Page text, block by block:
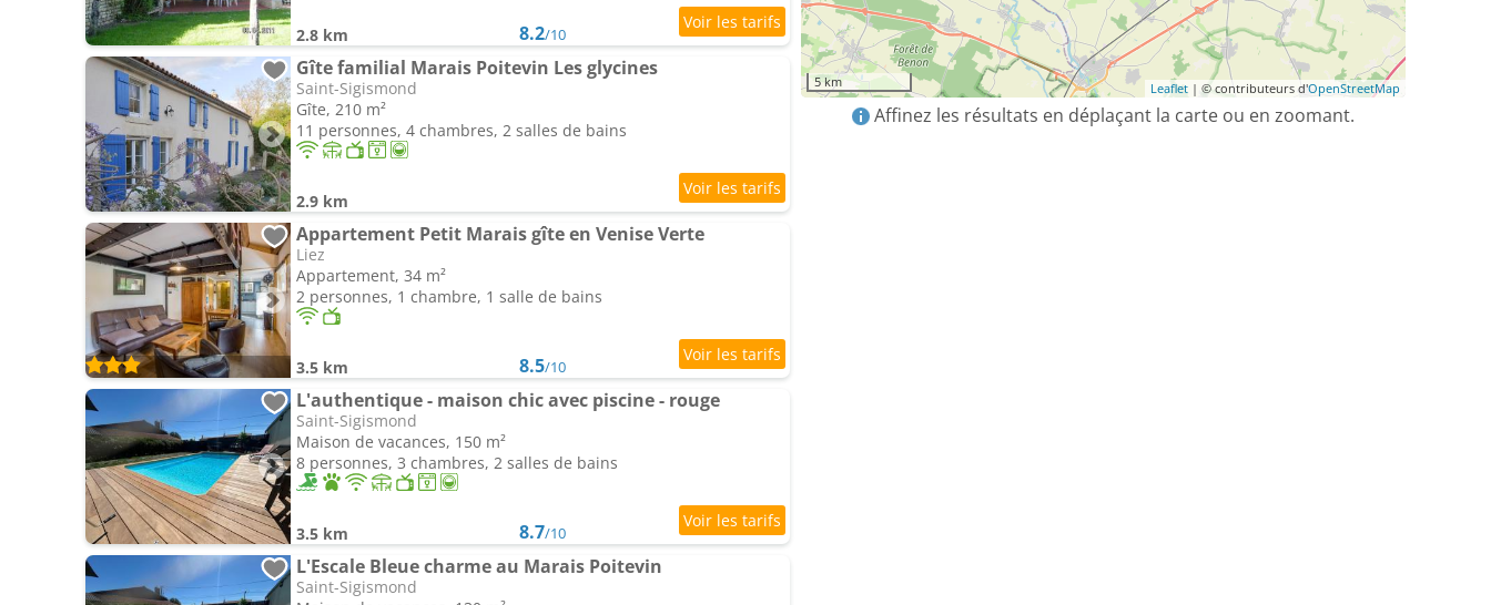
2.8 km 8.2/10
Gîte familial Marais Poitevin Les glycines
Saint-Sigismond
Gîte, 210 m²
11 personnes, 4 chambres, 2 salles de bains
2.9 km
Appartement Petit Marais gîte en Venise Verte
Liez
Appartement, 34 m²
2 personnes, 1 chambre, 1 salle de bains
3.5 km 8.5/10
L'authentique - maison chic avec piscine - rouge
Saint-Sigismond
Maison de vacances, 150 m²
8 personnes, 3 chambres, 2 salles de bains
3.5 km 8.7/10
L'Escale Bleue charme au Marais Poitevin
Saint-Sigismond
5 km Leaflet | © contributeurs d'OpenStreetMap
Affinez les résultats en déplaçant la carte ou en zoomant.